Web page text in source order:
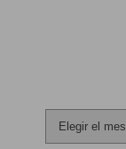
Archivos